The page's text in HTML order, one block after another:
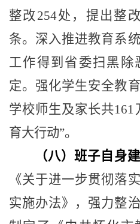
整改254处，提出整
条。深入推进教育系
工作得到省委扫黑除
定。强化学生安全教
学校师生及家长共161
育大行动”。
（八）班子自身
《关于进一步贯彻落
实施办法》，强力整